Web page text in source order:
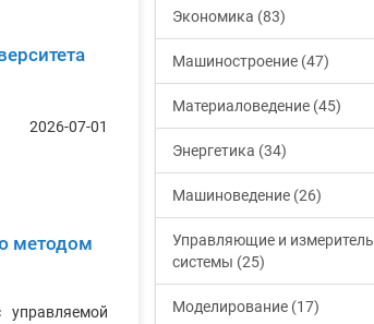
2026-07-01
методом
Экономика (83)
Машиностроение (47)
Материаловедение (45)
Энергетика (34)
Машиноведение (26)
Управляющие и
системы (25)
Моделирование (17)